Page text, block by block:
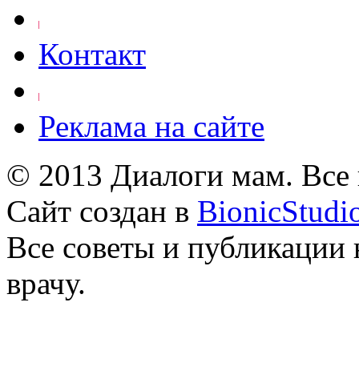
Контакт
Реклама на сайте
© 2013 Диалоги мам.
Сайт создан в
Все советы и публикации
врачу.